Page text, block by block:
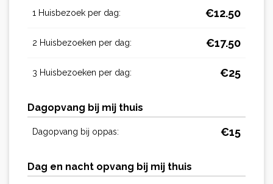
1 Huisbezoek per dag: €12.50
2 Huisbezoeken per dag: €17.50
3 Huisbezoeken per dag: €25
Dagopvang bij mij thuis
Dagopvang bij oppas: €15
Dag en nacht opvang bij mij thuis